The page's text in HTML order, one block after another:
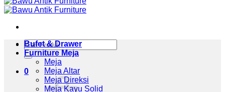
Pencarian
untuk:
0
Bufet & Drawer
Furniture Meja
Meja
Meja Altar
Meja Direksi
Meja Kayu Solid